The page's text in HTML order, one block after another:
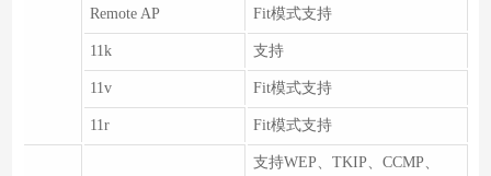
Remote AP Fit模式支持
11k 支持
11v Fit模式支持
11r Fit模式支持
支持WEP、TKIP、CCMP、